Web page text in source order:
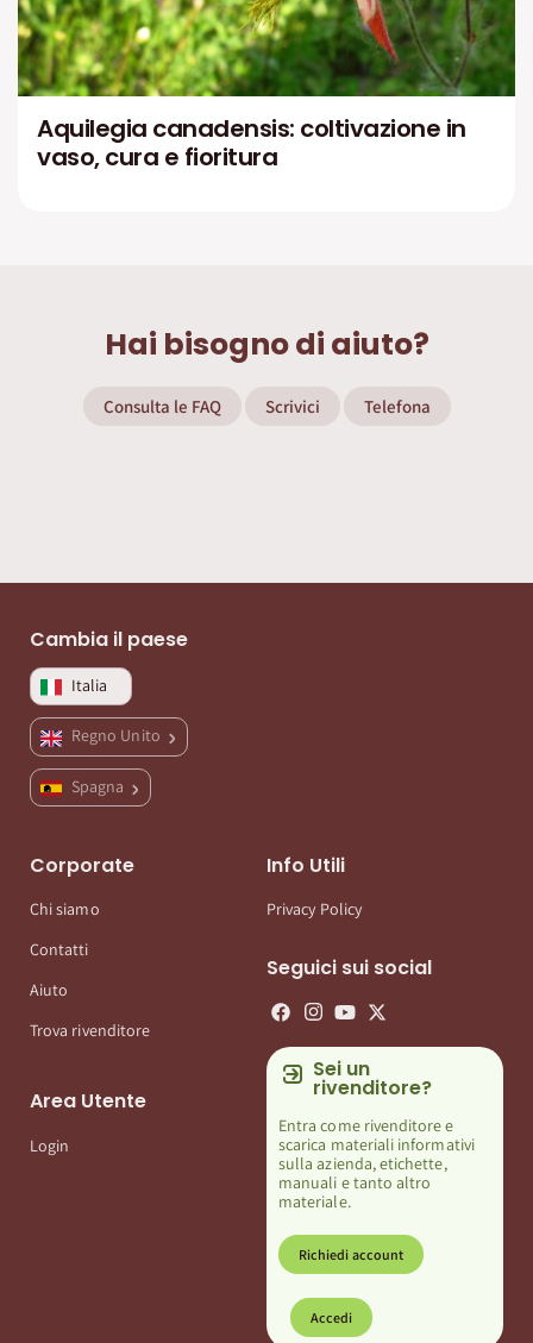
Aquilegia canadensis: coltivazione in
vaso, cura e fioritura
Hai bisogno di aiuto?
Consulta le FAQ Scrivici Telefona
Cambia il paese
Italia
Regno Unito
Spagna
Corporate
Chi siamo
Contatti
Aiuto
Trova rivenditore
Area Utente
Login
Info Utili
Privacy Policy
Seguici sui social
Sei un
rivenditore?
Entra come rivenditore e
scarica materiali informativi
sulla azienda, etichette,
manuali e tanto altro
materiale.
Richiedi account
Accedi